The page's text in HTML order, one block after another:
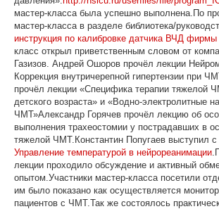
мастер-класса была успешно выполнена.По
мастер-класса в разделе библиотека/
инструкция по калибровке датчика ВЧД фирмы
класс открыл приветственным словом от
Газизов. Андрей Ошоров прочёл лекции
Коррекция внутричерепной гипертензии при
прочёл лекции «Специфика терапии тяжелой
детского возраста» и «Водно-электролитные
ЧМТ»Александр Горячев прочёл лекцию об
выполнения трахеостомии у пострадавших в
тяжелой ЧМТ.Константин Попугаев выступил с
Управление температурой в нейрореанимации
лекции проходило обсуждение и активный
опытом.Участники мастер-класса посетили
им было показано как осуществляется
пациентов с ЧМТ.Так же состоялось